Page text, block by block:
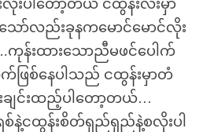
လိုးပါတော့တယ် ငထွန်းလီးမှာ
ာ်လည်းခုနကမောင်မောင်လိုး
ကုန်းထားသောညီမဖင်ပေါက်
ဖြစ်နေပါသည် ငထွန်းမှာတံ
ချင်းထည့်ပါတော့တယ်…
ရစ်နဲ့ငထွန်းစိတ်ရှည်ရှည်နဲ့စလိုးပါ